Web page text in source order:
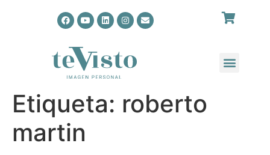
Etiqueta: roberto
martin